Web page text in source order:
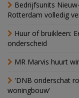
Bedrijfsunits
Rotterdam volledig
Huur of bruikleen:
onderscheid
MR Marvis huurt
'DNB onderschat
woningbouw'